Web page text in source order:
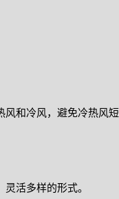
和冷风，避免冷热风
活多样的形式。